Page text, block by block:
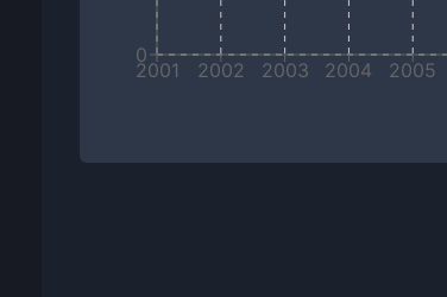
2001 2002 2003 2004 2005
0